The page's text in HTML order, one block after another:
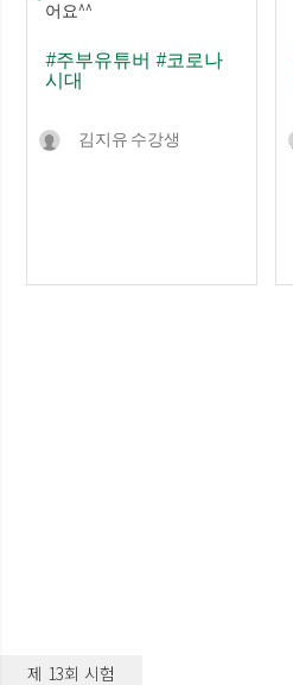
어요^^
#주부유튜버 #코로나
시대
김지유 수강생
제 13회 시험